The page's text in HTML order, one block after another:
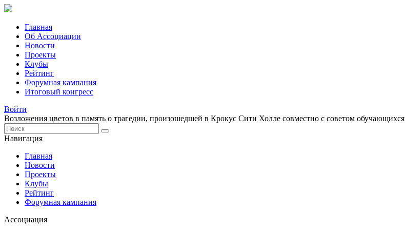
Главная
Об Ассоциации
Новости
Проекты
Клубы
Рейтинг
Форумная кампания
Итоговый конгресс
Войти
Возложения цветов в память о трагедии, произошедшей в Крокус Сити Холле совместно с советом обучающихся
Навигация
Главная
Новости
Проекты
Клубы
Рейтинг
Форумная кампания
Ассоциация